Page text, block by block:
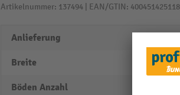
Artikelnummer: 137494 | EAN/GTIN:
Anlieferung
Breite 810
Böden Anzahl